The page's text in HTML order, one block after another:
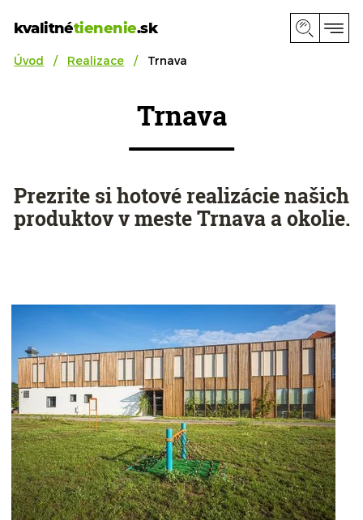
kvalitnétienenie.sk
Úvod Realizace Trnava
Trnava
Prezrite si hotové realizácie našich
produktov v meste Trnava a okolie.